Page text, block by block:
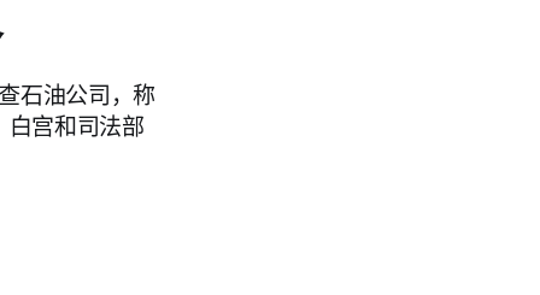
石油公司，称
白宫和司法部